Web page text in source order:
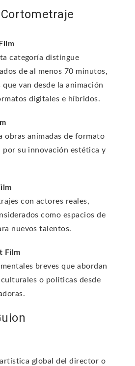
categoría distingue
de al menos 70 minutos,
van desde la animación
digitales e híbridos.
obras animadas de formato
por su innovación estética y
con actores reales,
como espacios de
nuevos talentos.
Film
breves que abordan
o políticas desde
global del director o